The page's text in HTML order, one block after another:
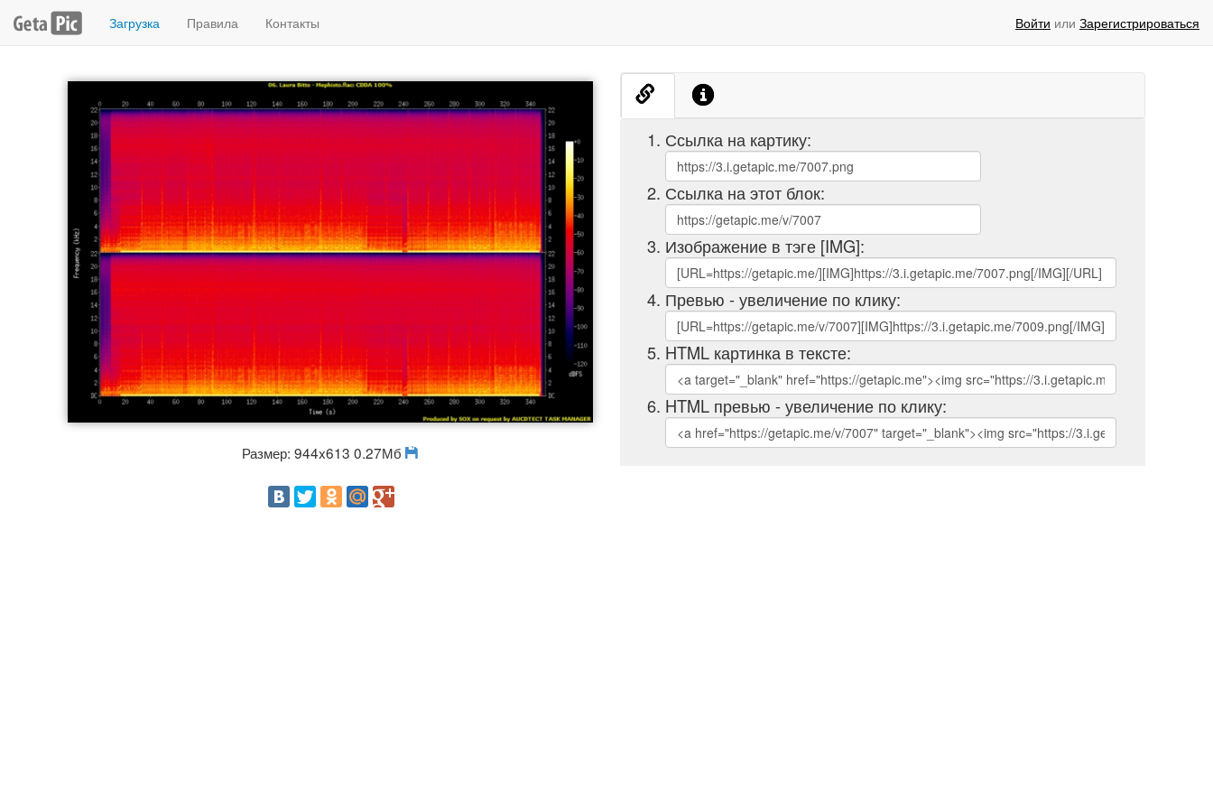
Загрузка Правила Контакты Войти или Зарегистрироваться
Размер: 944x613 0.27Мб
Ссылка на картику:
Ссылка на этот блок:
Изображение в тэге [IMG]:
Превью - увеличение по клику:
HTML картинка в тексте:
HTML превью - увеличение по клику: